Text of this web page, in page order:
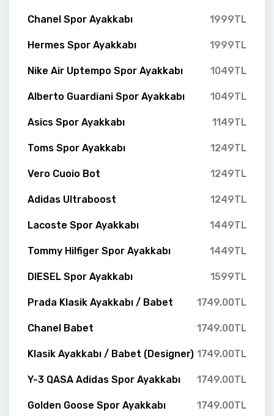
Chanel Spor Ayakkabı 1999TL
Hermes Spor Ayakkabı 1999TL
Nike Air Uptempo Spor Ayakkabı 1049TL
Alberto Guardiani Spor Ayakkabı 1049TL
Asics Spor Ayakkabı 1149TL
Toms Spor Ayakkabı 1249TL
Vero Cuoio Bot 1249TL
Adidas Ultraboost 1249TL
Lacoste Spor Ayakkabı 1449TL
Tommy Hilfiger Spor Ayakkabı 1449TL
DIESEL Spor Ayakkabı 1599TL
Prada Klasik Ayakkabı / Babet 1749.00TL
Chanel Babet 1749.00TL
Klasik Ayakkabı / Babet (Designer) 1749.00TL
Y-3 QASA Adidas Spor Ayakkabı 1749.00TL
Golden Goose Spor Ayakkabı 1749.00TL